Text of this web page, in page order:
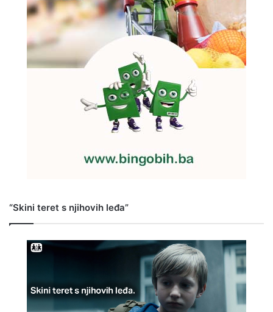
“Skini teret s njihovih leđa”